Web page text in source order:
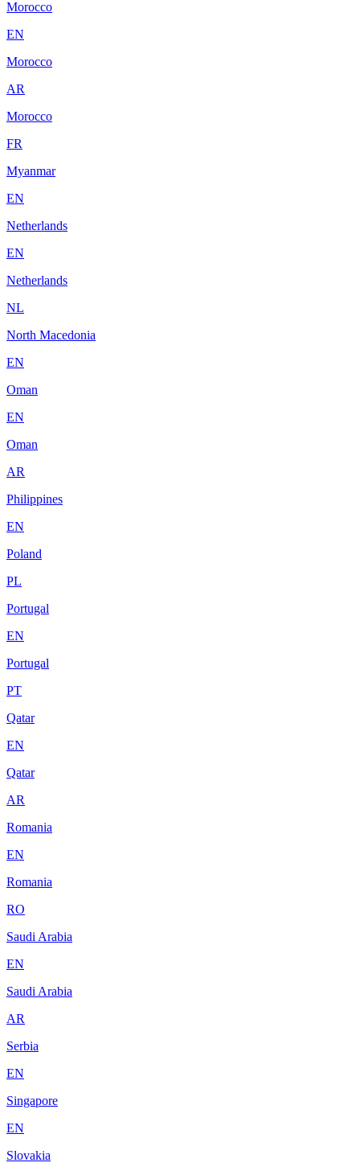
Morocco
EN
Morocco
AR
Morocco
FR
Myanmar
EN
Netherlands
EN
Netherlands
NL
North Macedonia
EN
Oman
EN
Oman
AR
Philippines
EN
Poland
PL
Portugal
EN
Portugal
PT
Qatar
EN
Qatar
AR
Romania
EN
Romania
RO
Saudi Arabia
EN
Saudi Arabia
AR
Serbia
EN
Singapore
EN
Slovakia